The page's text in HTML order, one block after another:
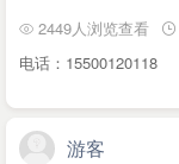
2449人浏览查看
电话：15500120118
游客